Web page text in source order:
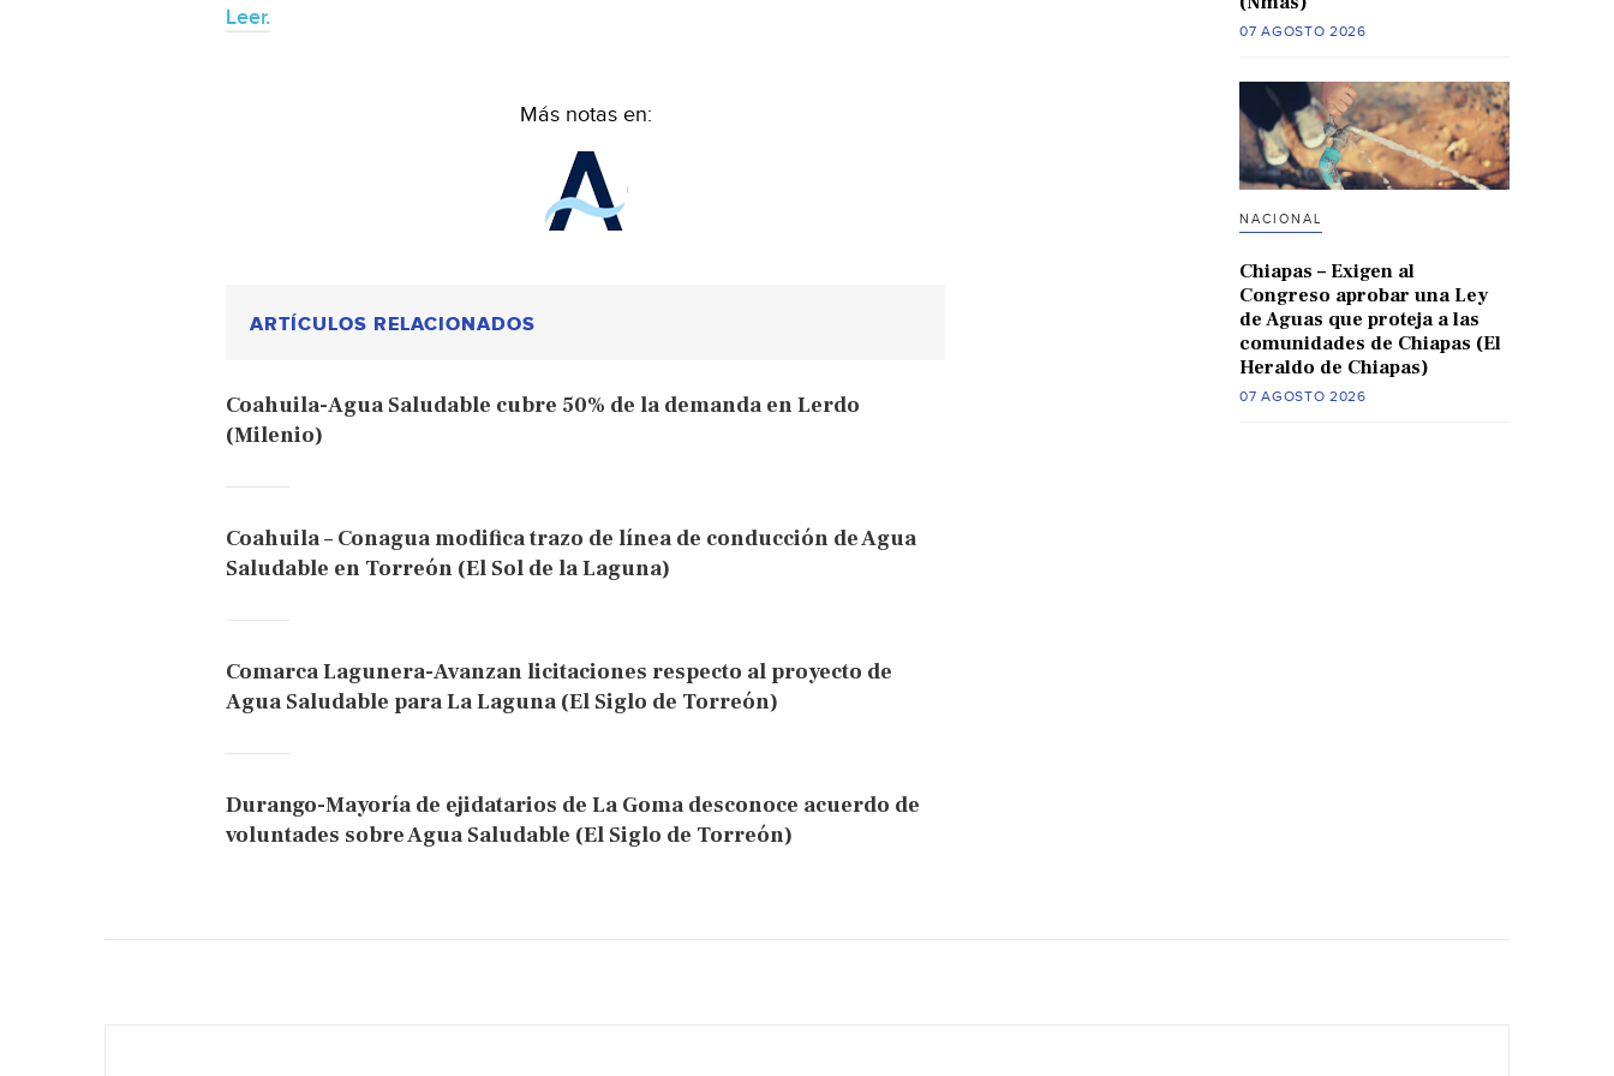
Leer.
Más notas en:
ARTÍCULOS RELACIONADOS
Coahuila-Agua Saludable cubre 50% de la demanda en Lerdo
(Milenio)
Coahuila – Conagua modifica trazo de línea de conducción de Agua
Saludable en Torreón (El Sol de la Laguna)
Comarca Lagunera-Avanzan licitaciones respecto al proyecto de
Agua Saludable para La Laguna (El Siglo de Torreón)
Durango-Mayoría de ejidatarios de La Goma desconoce acuerdo de
voluntades sobre Agua Saludable (El Siglo de Torreón)
07 AGOSTO 2026
NACIONAL
Chiapas – Exigen al
Congreso aprobar una Ley
de Aguas que proteja a las
comunidades de Chiapas (El
Heraldo de Chiapas)
07 AGOSTO 2026